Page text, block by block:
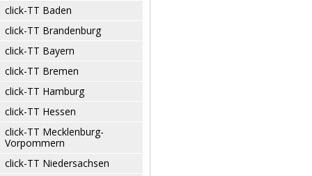
click-TT Baden
click-TT Brandenburg
click-TT Bayern
click-TT Bremen
click-TT Hamburg
click-TT Hessen
click-TT Mecklenburg-
Vorpommern
click-TT Niedersachsen